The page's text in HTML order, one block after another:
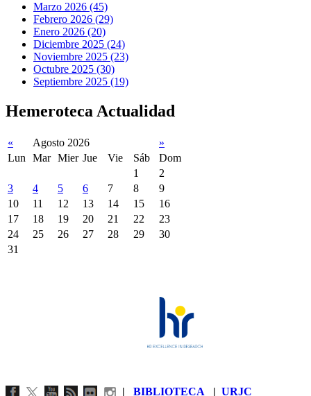
Marzo 2026 (45)
Febrero 2026 (29)
Enero 2026 (20)
Diciembre 2025 (24)
Noviembre 2025 (23)
Octubre 2025 (30)
Septiembre 2025 (19)
Hemeroteca Actualidad
« Agosto 2026
»
Lun
Mar Mier Jue Vie Sáb
Dom
1
2
3
4 5 6 7 8
9
10
11 12 13 14 15
16
17
18 19 20 21 22
23
24
25 26 27 28 29
30
31
| BIBLIOTECA | URJC